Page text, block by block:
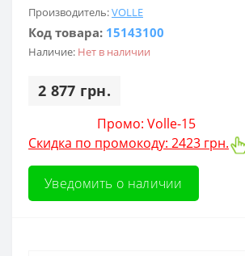
Производитель:VOLLE
Код товара: 15143100
Наличие: Нет в наличии
2 877 грн.
Промо: Volle-15
Скидка по промокоду: 2423 грн.
Уведомить о наличии